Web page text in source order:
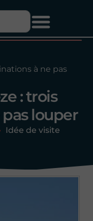
à ne pas
: trois
louper
Idée de visite